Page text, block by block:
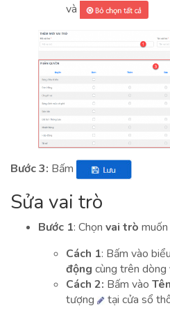
và
Bước 3: Bấm
Sửa vai trò
Bước 1: Chọn vai trò
Cách 1: Bấm vào
động cùng trên dòng
Cách 2: Bấm vào
tượng
tại cửa sổ